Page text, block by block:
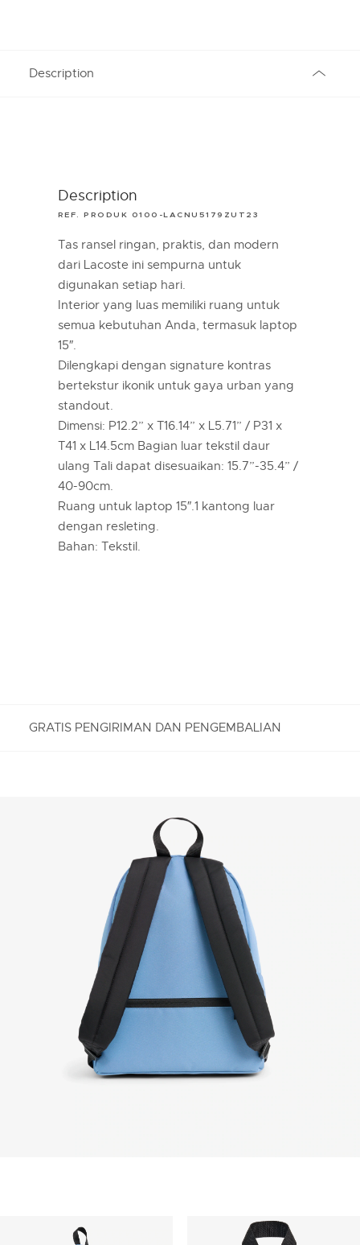
Description
Description
REF. PRODUK 0100-LACNU5179ZUT23
Tas ransel ringan, praktis, dan modern
dari Lacoste ini sempurna untuk
digunakan setiap hari.
Interior yang luas memiliki ruang untuk
semua kebutuhan Anda, termasuk laptop
15″.
Dilengkapi dengan signature kontras
bertekstur ikonik untuk gaya urban yang
standout.
Dimensi: P12.2” x T16.14” x L5.71” / P31 x
T41 x L14.5cm Bagian luar tekstil daur
ulang Tali dapat disesuaikan: 15.7”-35.4” /
40-90cm.
Ruang untuk laptop 15″.1 kantong luar
dengan resleting.
Bahan: Tekstil.
GRATIS PENGIRIMAN DAN PENGEMBALIAN
Nikmati Pengembalian Gratis dengan proses
pengembalian mudah kami. Kami dapat menerima
pengembalian dalam jangka 7 hari sejak
diterimanya pesanan Anda yang dibeli di
Lacoste.com. Untuk mengembalikan produk, Anda
dapat mengirimkan email ke customerservice-
idn@lacoste.com. Mohon di perhatikan bahwa
beberapa produk tidak dapat dikembalikan seperti
barang custom, barang yang didiskon 30% atau
lebih, aksesoris, parfum, masker, pakaian dalam, dan
pakaian renang.
PENGIRIMAN STANDAR